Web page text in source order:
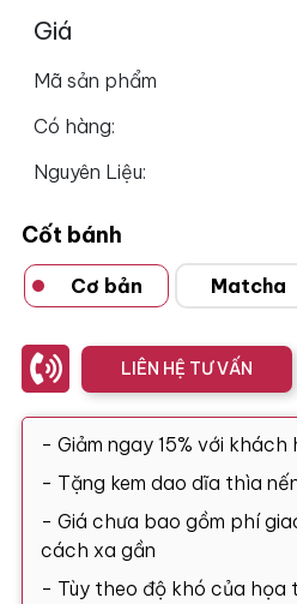
Giá
Mã sản phẩm
Có hàng:
Nguyên Liệu:
Cốt bánh
Cơ bản Matcha
LIÊN HỆ TƯ VẤN
- Giảm ngay 15% với khách
- Tặng kem dao dĩa thìa
- Giá chưa bao gồm phí
cách xa gần
- Tùy theo độ khó của